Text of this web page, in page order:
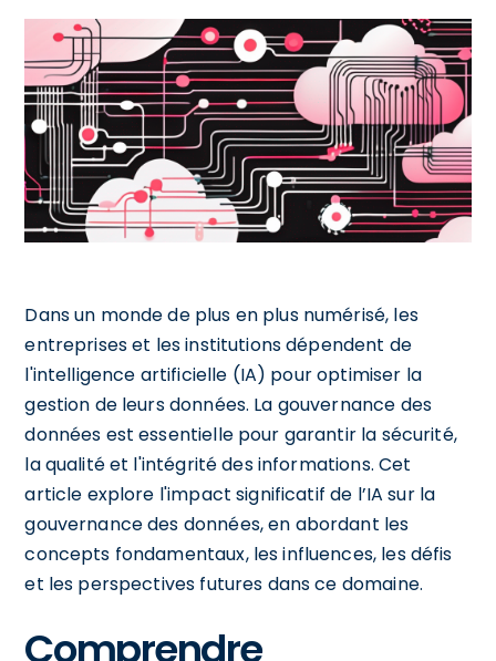
Dans un monde de plus en plus numérisé, les
entreprises et les institutions dépendent de
l'intelligence artificielle (IA) pour optimiser la
gestion de leurs données. La gouvernance des
données est essentielle pour garantir la sécurité,
la qualité et l'intégrité des informations. Cet
article explore l'impact significatif de l’IA sur la
gouvernance des données, en abordant les
concepts fondamentaux, les influences, les défis
et les perspectives futures dans ce domaine.
Comprendre